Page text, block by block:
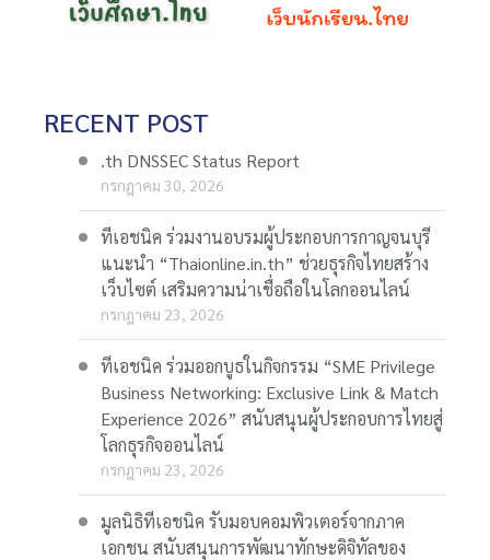
RECENT POST
.th DNSSEC Status Report
กรกฎาคม 30, 2026
ทีเอชนิค ร่วมงานอบรมผู้ประกอบการกาญจนบุรี
แนะนำ “Thaionline.in.th” ช่วยธุรกิจไทยสร้าง
เว็บไซต์ เสริมความน่าเชื่อถือในโลกออนไลน์
กรกฎาคม 23, 2026
ทีเอชนิค ร่วมออกบูธในกิจกรรม “SME Privilege
Business Networking: Exclusive Link & Match
Experience 2026” สนับสนุนผู้ประกอบการไทยสู่
โลกธุรกิจออนไลน์
กรกฎาคม 23, 2026
มูลนิธิทีเอชนิค รับมอบคอมพิวเตอร์จากภาค
เอกชน สนับสนุนการพัฒนาทักษะดิจิทัลของ